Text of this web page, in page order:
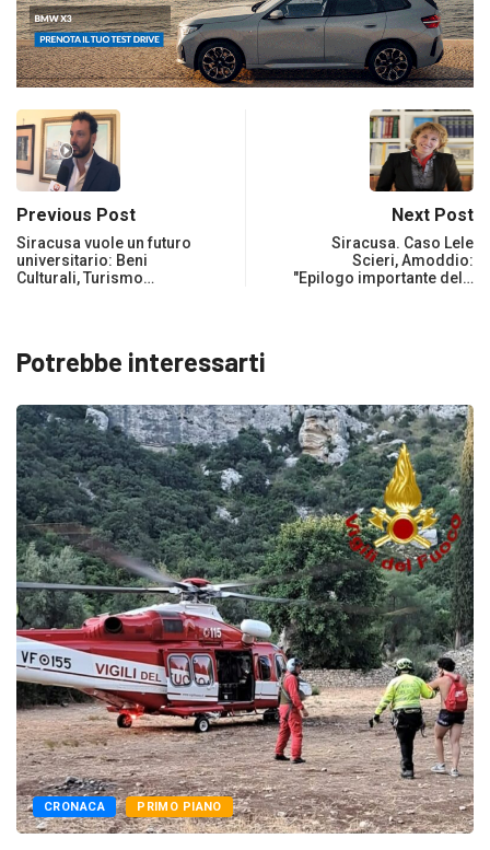
Previous Post
Siracusa vuole un futuro
universitario: Beni
Culturali, Turismo…
Next Post
Siracusa. Caso Lele
Scieri, Amoddio:
"Epilogo importante del…
Potrebbe interessarti
CRONACA PRIMO PIANO